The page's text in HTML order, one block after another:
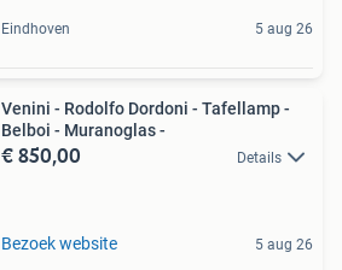
Eindhoven 5 aug 26
Venini - Rodolfo Dordoni - Tafellamp -
Belboi - Muranoglas -
€ 850,00 Details
Bezoek website 5 aug 26